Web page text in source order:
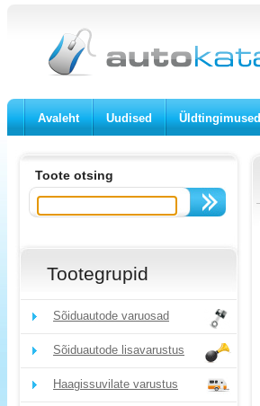
Avaleht Uudised Üldtingimused
Toote otsing
Tootegrupid
Sõiduautode varuosad
Sõiduautode lisavarustus
Haagissuvilate varustus